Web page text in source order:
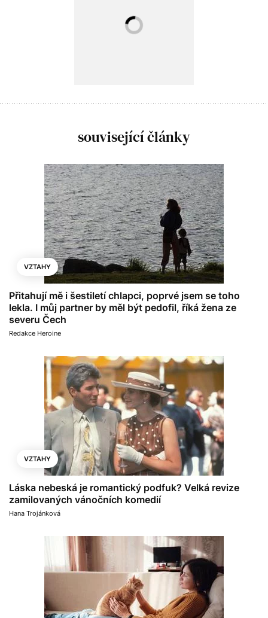
související články
VZTAHY
Přitahují mě i šestiletí chlapci, poprvé jsem se toho
lekla. I můj partner by měl být pedofil, říká žena ze
severu Čech
Redakce Heroine
VZTAHY
Láska nebeská je romantický podfuk? Velká revize
zamilovaných vánočních komedií
Hana Trojánková